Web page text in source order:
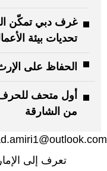
غرف دبي تمكّن
تحديات بيئة
الحفاظ على الإرث
أول متحف
من الشارقة
تعرف إلى